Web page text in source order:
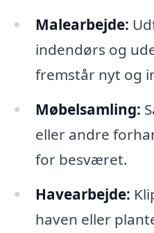
Malearbejde:
indendørs og
fremstår nyt og
Møbelsamling:
eller andre
for besværet.
Havearbejde:
haven eller